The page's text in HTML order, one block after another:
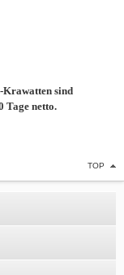
Krawatten sind
Tage netto.
TOP